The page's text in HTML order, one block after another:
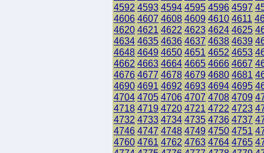
4592 4593 4594 4595 4596 4597
4606 4607 4608 4609 4610 4611
4620 4621 4622 4623 4624 4625
4634 4635 4636 4637 4638 4639
4648 4649 4650 4651 4652 4653
4662 4663 4664 4665 4666 4667
4676 4677 4678 4679 4680 4681
4690 4691 4692 4693 4694 4695
4704 4705 4706 4707 4708 4709
4718 4719 4720 4721 4722 4723
4732 4733 4734 4735 4736 4737
4746 4747 4748 4749 4750 4751
4760 4761 4762 4763 4764 4765